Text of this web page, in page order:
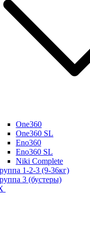
One360
One360 SL
Eno360
Eno360 SL
Niki Complete
1-2-3 (9-36кг)
3 (бустеры)